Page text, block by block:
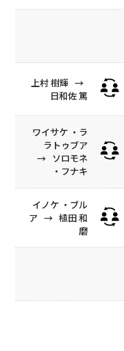
上村 樹輝 →
日和佐 篤
ワイサケ ・ラ
ラトゥブア
→ ソロモネ
・フナキ
イノケ ・ブル
ア → 植田 和
磨